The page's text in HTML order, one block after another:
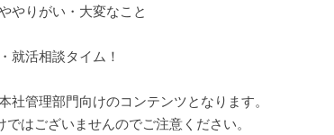
やりがい・大変なこと
就活相談タイム！
社管理部門向けのコンテンツとなります。
はございませんのでご注意ください。